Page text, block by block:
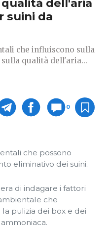
dell'aria
suini da
che influiscono sulla
qualità dell'aria...
0
che possono
eliminativo dei suini.
di indagare i fattori
che
pulizia dei box e dei